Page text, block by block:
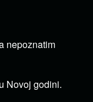
nepoznatim
Novoj godini.